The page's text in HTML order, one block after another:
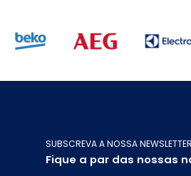
SUBSCREVA A NOSSA NEWSLETTER
Fique a par das nossas